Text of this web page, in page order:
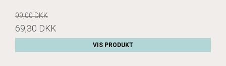
99,00 DKK
69,30 DKK
VIS PRODUKT